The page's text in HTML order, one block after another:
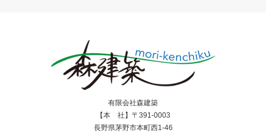
有限会社森建築
【本 社】〒391-0003
長野県茅野市本町西1-46